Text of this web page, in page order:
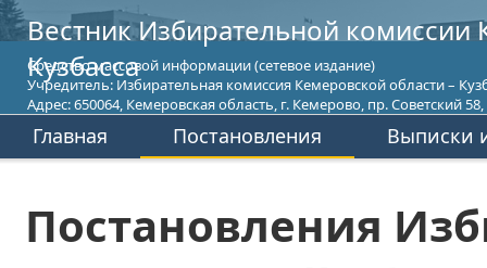
Вестник Избирательной комиссии
Кузбасса
Средство массовой информации (сетевое издание)
Учредитель: Избирательная комиссия Кемеровской области –
Адрес: 650064, Кемеровская область, г. Кемерово, пр. Советский 58,
Главная Постановления Выписки
Постановления